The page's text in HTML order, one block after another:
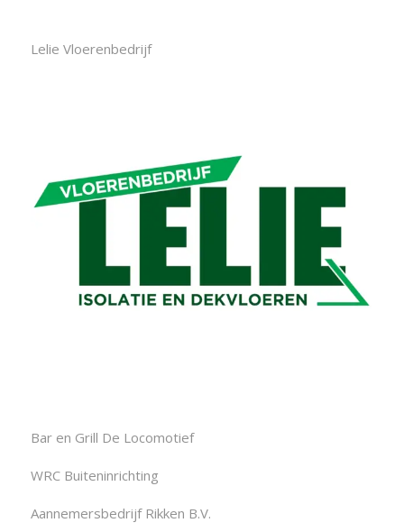
Lelie Vloerenbedrijf
Bar en Grill De Locomotief
WRC Buiteninrichting
Aannemersbedrijf Rikken B.V.